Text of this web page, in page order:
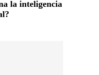
la inteligencia